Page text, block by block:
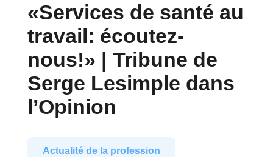
«Services de santé au
travail: écoutez-
nous!» | Tribune de
Serge Lesimple dans
l’Opinion
Actualité de la profession